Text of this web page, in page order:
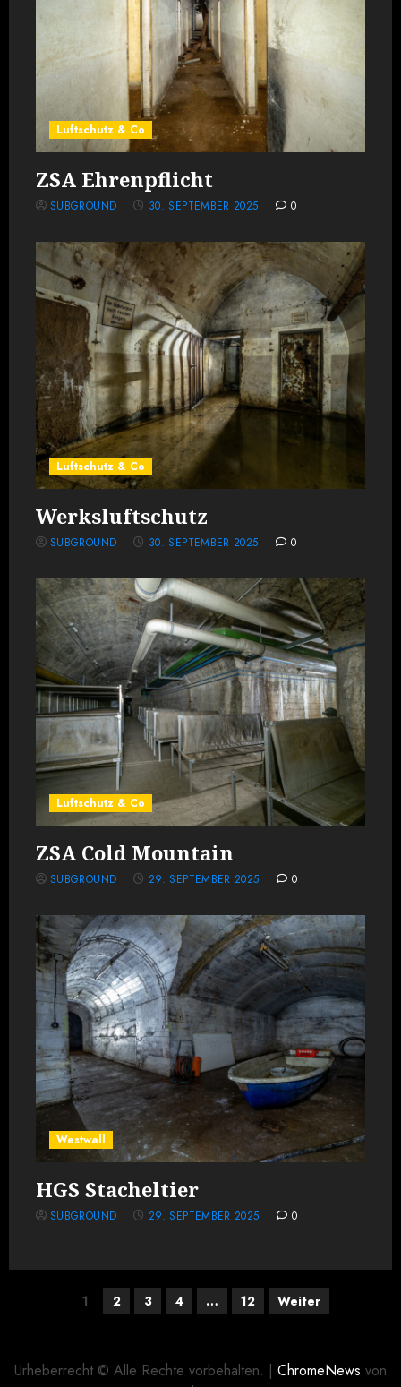
Luftschutz & Co
ZSA Ehrenpflicht
SUBGROUND 30. SEPTEMBER 2025 0
Luftschutz & Co
Werksluftschutz
SUBGROUND 30. SEPTEMBER 2025 0
Luftschutz & Co
ZSA Cold Mountain
SUBGROUND 29. SEPTEMBER 2025 0
Westwall
HGS Stacheltier
SUBGROUND 29. SEPTEMBER 2025 0
Seitennummerierung
Beiträge
1 2 3 4 … 12 Weiter
Urheberrecht © Alle Rechte vorbehalten. | ChromeNews von